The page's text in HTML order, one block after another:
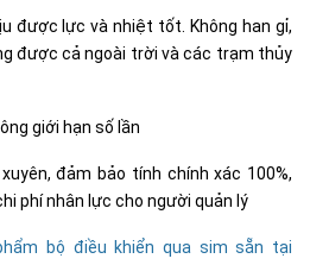
được lực và nhiệt tốt. Không han gỉ,
được cả ngoài trời và các trạm thủy
giới hạn số lần
đảm bảo tính chính xác 100%,
phí nhân lực cho người quản lý
bộ điều khiển qua sim sẵn tại